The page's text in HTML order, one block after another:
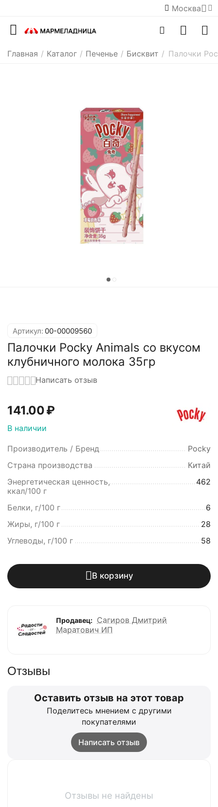
Москва
Главная / Каталог / Печенье / Бисквит / Палочки
Артикул: 00-00009560
Палочки Pocky Animals со вкусом
клубничного молока 35гр
Написать отзыв
141.00₽
В наличии
Производитель / Бренд
Pocky
Страна производства
Китай
Энергетическая ценность,
ккал/100 г
462
Белки, г/100 г
6
Жиры, г/100 г
28
Углеводы, г/100 г
58
В корзину
Продавец: Сагиров Дмитрий
Маратович ИП
Отзывы
Оставить отзыв на этот товар
Поделитесь мнением с другими
покупателями
Написать отзыв
Отзывы не найдены